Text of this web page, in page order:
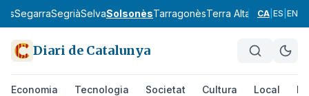
SegarraSegriàSelvaSolsonèsTarragonèsTerra Alta UrgellVallès
CA ES EN
Diari de Catalunya
Economia Tecnologia Societat Cultura Local